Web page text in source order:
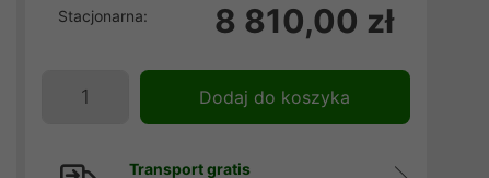
Stacjonarna: 8 810,00 zł
Dodaj do koszyka
Transport gratis